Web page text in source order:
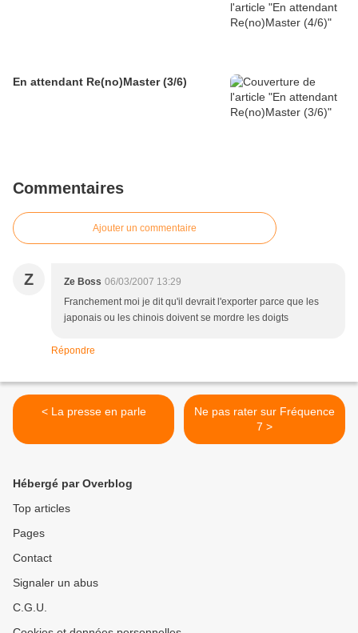
En attendant Re(no)Master (3/6)
Commentaires
Ajouter un commentaire
Z Ze Boss 06/03/2007 13:29
Franchement moi je dit qu'il devrait l'exporter parce que les
japonais ou les chinois doivent se mordre les doigts
Répondre
< La presse en parle
Ne pas rater sur Fréquence
7 >
Hébergé par Overblog
Top articles
Pages
Contact
Signaler un abus
C.G.U.